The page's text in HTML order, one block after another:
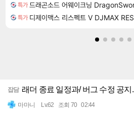
특가
특가
잡담 래더 종료 일정과/ 버그 수정 공지.
마마니 Lv.62 조회 70 02:44